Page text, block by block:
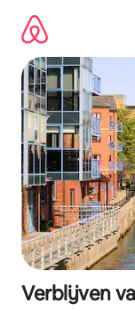
direct
naar
inhoud
Verblijven